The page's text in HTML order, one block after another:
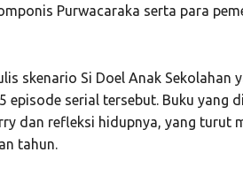
Purwacaraka serta para
skenario Si Doel Anak Sekolahan
episode serial tersebut. Buku yang
dan refleksi hidupnya, yang turut
tahun.